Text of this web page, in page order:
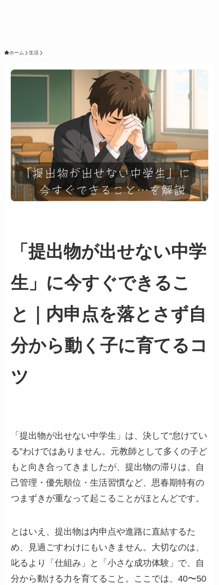
ホーム 生活
「提出物が出せない中学
生」に今すぐできるこ
と｜内申点を落とさず自
分から動く子に育てるコ
ツ
「提出物が出せない中学生」は、決して“怠けてい
る”わけではありません。元教師として多くの子ど
もと向き合ってきましたが、提出物の滞りは、自
己管理・優先順位・生活習慣など、思春期特有の
つまずきが重なって起こることがほとんどです。
とはいえ、提出物は内申点や進路に直結するた
め、見過ごすわけにもいきません。大切なのは、
叱るより「仕組み」と「小さな成功体験」で、自
分から動ける力を育てること。ここでは、40〜50